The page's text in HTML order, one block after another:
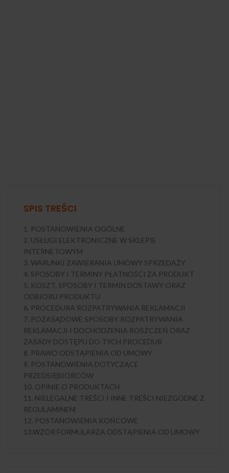
SPIS TREŚCI
1. POSTANOWIENIA OGÓLNE
2. USŁUGI ELEKTRONICZNE W SKLEPIE
INTERNETOWYM
3. WARUNKI ZAWIERANIA UMOWY SPRZEDAŻY
4. SPOSOBY I TERMINY PŁATNOŚCI ZA PRODUKT
5. KOSZT, SPOSOBY I TERMIN DOSTAWY ORAZ
ODBIORU PRODUKTU
6. PROCEDURA ROZPATRYWANIA REKLAMACJI
7. POZASĄDOWE SPOSOBY ROZPATRYWANIA
REKLAMACJI I DOCHODZENIA ROSZCZEŃ ORAZ
ZASADY DOSTĘPU DO TYCH PROCEDUR
8. PRAWO ODSTĄPIENIA OD UMOWY
9. POSTANOWIENIA DOTYCZĄCE
PRZEDSIĘBIORCÓW
10. OPINIE O PRODUKTACH
11. NIELEGALNE TREŚCI I INNE TREŚCI NIEZGODNE Z
REGULAMINEM
12. POSTANOWIENIA KOŃCOWE
13.WZÓR FORMULARZA ODSTĄPIENIA OD UMOWY